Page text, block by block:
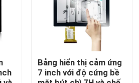
Bảng hiển thị cảm ứng
7 inch với độ cứng bề